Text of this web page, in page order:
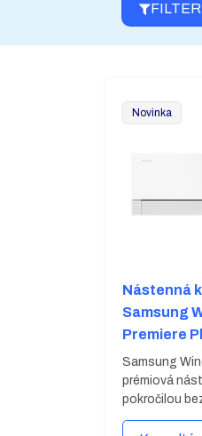
Novinka
Nástenná
Samsung
Premiere
Samsung
prémiová
pokročilou
technológiou